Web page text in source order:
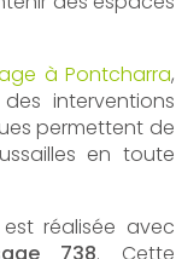
à Pontcharra,
interventions
permettent de
en toute
est réalisée avec
738. Cette